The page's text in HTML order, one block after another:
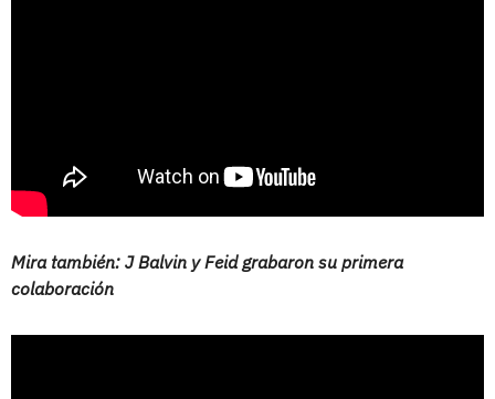
Mira también: J Balvin y Feid grabaron su primera
colaboración